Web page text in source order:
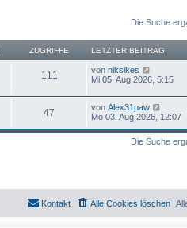
Die Suche
ZUGRIFFE LETZTER BEITRAG
111 von niksikes
Mi 05. Aug 2026, 5:15
47 von Alex31paw
Mo 03. Aug 2026, 12:07
Die Suche
Alle Cookies löschen
Kontakt